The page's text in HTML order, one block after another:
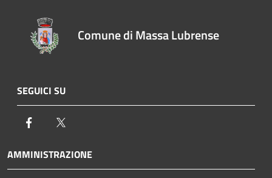
Comune di Massa Lubrense
SEGUICI SU
Facebook
AMMINISTRAZIONE